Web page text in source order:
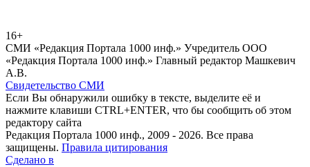
16+
СМИ «Редакция Портала 1000 инф.» Учредитель ООО
«Редакция Портала 1000 инф.» Главный редактор Машкевич
А.В.
Свидетельство СМИ
Если Вы обнаружили ошибку в тексте, выделите её и
нажмите клавиши CTRL+ENTER, что бы сообщить об этом
редактору сайта
Редакция Портала 1000 инф., 2009 - 2026. Все права
защищены. Правила цитирования
Сделано в